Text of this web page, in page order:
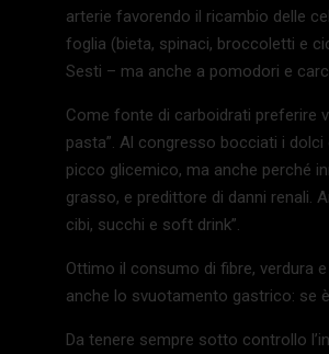
arterie favorendo il ricambio delle
foglia (bieta, spinaci, broccoletti e
Sesti – ma anche a pomodori e
Come fonte di carboidrati preferire
pasta”. Al congresso bocciati i
picco glicemico, ma anche perché
grasso, e predittore di danni renali.
cibi, succhi e soft drink”.
Ottimo il consumo di fibre, verdura
anche lo svuotamento gastrico: se
Da tenere sempre sotto controllo